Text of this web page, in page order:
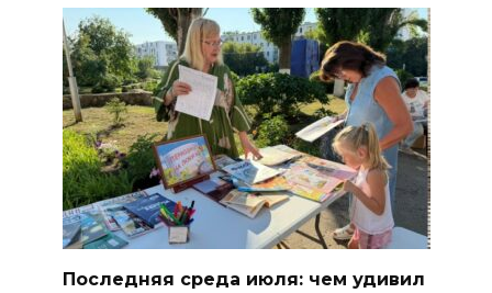
Последняя среда июля: чем удивил